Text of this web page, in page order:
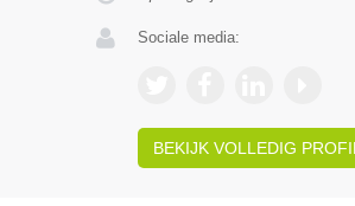
Sociale media:
BEKIJK VOLLEDIG